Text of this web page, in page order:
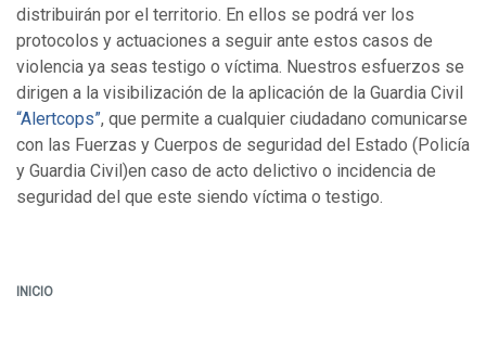
distribuirán por el territorio. En ellos se podrá ver los
protocolos y actuaciones a seguir ante estos casos de
violencia ya seas testigo o víctima. Nuestros esfuerzos se
dirigen a la visibilización de la aplicación de la Guardia Civil
“Alertcops”, que permite a cualquier ciudadano comunicarse
con las Fuerzas y Cuerpos de seguridad del Estado (Policía
y Guardia Civil)en caso de acto delictivo o incidencia de
seguridad del que este siendo víctima o testigo.
INICIO